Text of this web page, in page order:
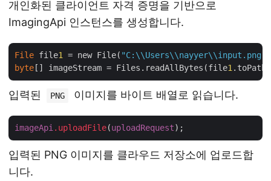
개인화된 클라이언트 자격 증명을 기반으로
ImagingApi 인스턴스를 생성합니다.
File file1 = new File( "C:\\Users\\nayyer\\input.png"
byte [] imageStream = Files.readAllBytes(file1
입력된 PNG 이미지를 바이트 배열로 읽습니다.
imageApi .uploadFile(uploadRequest
입력된 PNG 이미지를 클라우드 저장소에 업로드합
니다.